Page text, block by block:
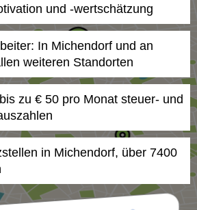
und -wertschätzung
In Michendorf und an
weiteren Standorten
zu € 50 pro Monat steuer- und
in Michendorf, über 7400